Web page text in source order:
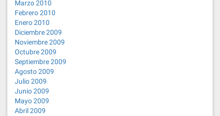
Marzo 2010
Febrero 2010
Enero 2010
Diciembre 2009
Noviembre 2009
Octubre 2009
Septiembre 2009
Agosto 2009
Julio 2009
Junio 2009
Mayo 2009
Abril 2009